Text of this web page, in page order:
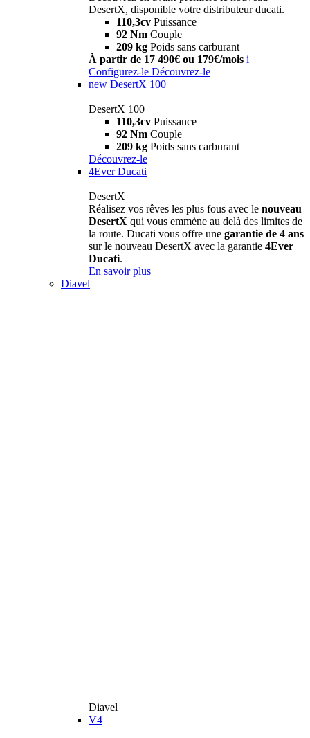
DesertX, disponible votre distributeur ducati.
110,3cv Puissance
92 Nm Couple
209 kg Poids sans carburant
À partir de 17 490€ ou 179€/mois i
Configurez-le Découvrez-le
new DesertX 100
DesertX 100
110,3cv Puissance
92 Nm Couple
209 kg Poids sans carburant
Découvrez-le
4Ever Ducati
DesertX
Réalisez vos rêves les plus fous avec le nouveau
DesertX qui vous emmène au delà des limites de
la route. Ducati vous offre une garantie de 4 ans
sur le nouveau DesertX avec la garantie 4Ever
Ducati.
En savoir plus
Diavel
Diavel
V4